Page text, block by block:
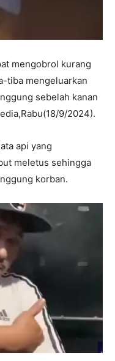
mengobrol kurang
tiba mengeluarkan
sebelah kanan
9/2024).
api yang
meletus sehingga
korban.